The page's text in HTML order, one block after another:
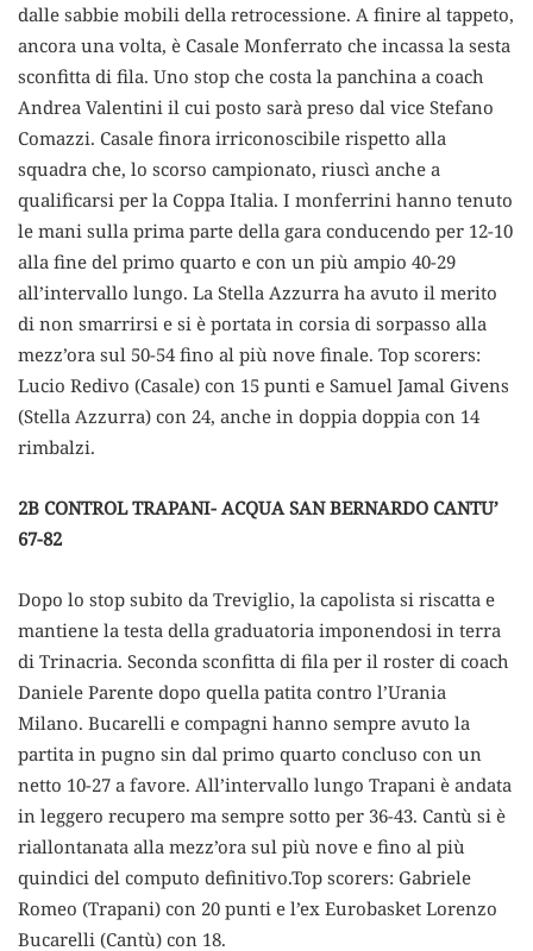
dalle sabbie mobili della retrocessione. A finire al tappeto,
ancora una volta, è Casale Monferrato che incassa la sesta
sconfitta di fila. Uno stop che costa la panchina a coach
Andrea Valentini il cui posto sarà preso dal vice Stefano
Comazzi. Casale finora irriconoscibile rispetto alla
squadra che, lo scorso campionato, riuscì anche a
qualificarsi per la Coppa Italia. I monferrini hanno tenuto
le mani sulla prima parte della gara conducendo per 12-10
alla fine del primo quarto e con un più ampio 40-29
all’intervallo lungo. La Stella Azzurra ha avuto il merito
di non smarrirsi e si è portata in corsia di sorpasso alla
mezz’ora sul 50-54 fino al più nove finale. Top scorers:
Lucio Redivo (Casale) con 15 punti e Samuel Jamal Givens
(Stella Azzurra) con 24, anche in doppia doppia con 14
rimbalzi.
2B CONTROL TRAPANI- ACQUA SAN BERNARDO CANTU’
67-82
Dopo lo stop subito da Treviglio, la capolista si riscatta e
mantiene la testa della graduatoria imponendosi in terra
di Trinacria. Seconda sconfitta di fila per il roster di coach
Daniele Parente dopo quella patita contro l’Urania
Milano. Bucarelli e compagni hanno sempre avuto la
partita in pugno sin dal primo quarto concluso con un
netto 10-27 a favore. All’intervallo lungo Trapani è andata
in leggero recupero ma sempre sotto per 36-43. Cantù si è
riallontanata alla mezz’ora sul più nove e fino al più
quindici del computo definitivo.Top scorers: Gabriele
Romeo (Trapani) con 20 punti e l’ex Eurobasket Lorenzo
Bucarelli (Cantù) con 18.